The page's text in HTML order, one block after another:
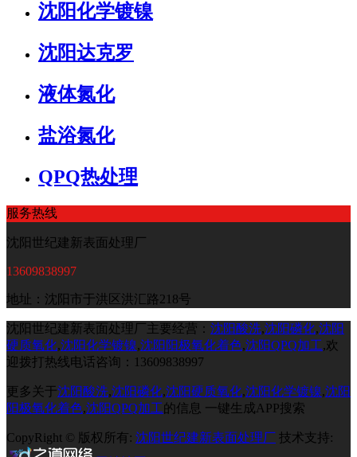
沈阳化学镀镍
沈阳达克罗
液体氮化
盐浴氮化
QPQ热处理
服务热线
沈阳世纪建新表面处理厂
13609838997
地址：沈阳市于洪区洪汇路218号
沈阳世纪建新表面处理厂主要经营： 沈阳酸洗,沈阳磷化,沈阳
硬质氧化,沈阳化学镀镍,沈阳阳极氧化着色,沈阳QPQ加工,欢
迎拨打热线电话咨询：13609838997
更多关于沈阳酸洗,沈阳磷化,沈阳硬质氧化,沈阳化学镀镍,沈阳
阳极氧化着色,沈阳QPQ加工的信息 一键生成APP搜索
CopyRight © 版权所有: 沈阳世纪建新表面处理厂 技术支持: